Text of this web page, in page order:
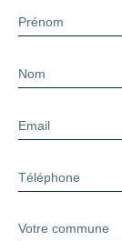
Prénom
Nom
Email
Téléphone
Votre commune